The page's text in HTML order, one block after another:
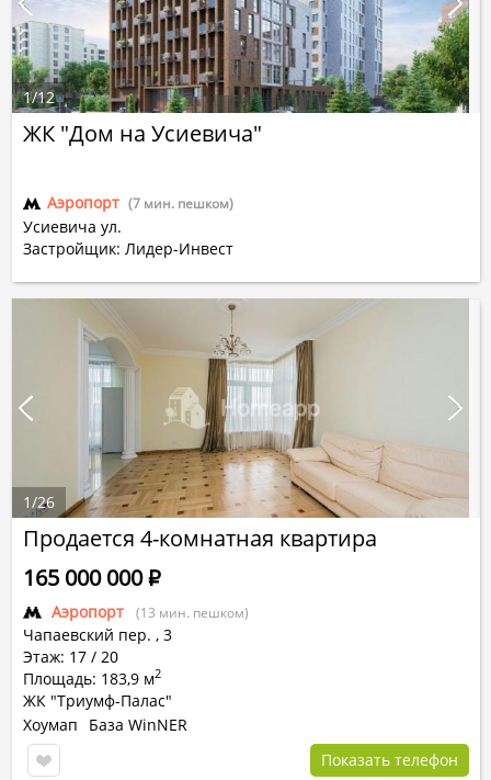
ЖК "Дом на Усиевича"
Аэропорт (7 мин. пешком)
Усиевича ул.
Застройщик: Лидер-Инвест
1/12
Продается 4-комнатная квартира
Аэропорт (13 мин. пешком)
Чапаевский пер. , 3
Этаж: 17 / 20
Площадь: 183,9 м2
ЖК "Триумф-Палас"
165 000 000Р
Хоумап
База WinNER
Показать телефон
1/26